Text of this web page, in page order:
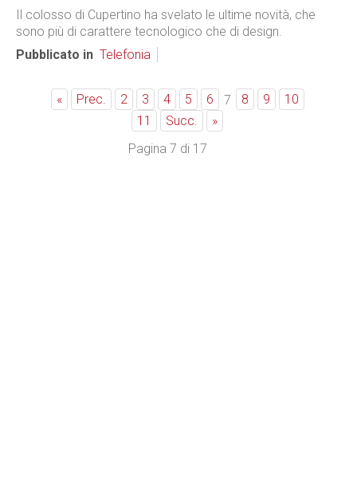
Il colosso di Cupertino ha svelato le ultime novità, che
sono più di carattere tecnologico che di design.
Pubblicato in Telefonia
« Prec. 2 3 4 5 6 7 8 9
10
11
Succ.
»
Pagina 7 di 17